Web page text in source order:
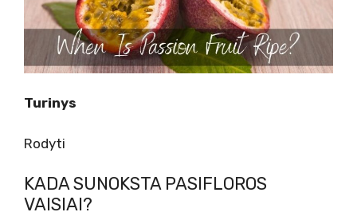
Turinys
Rodyti
KADA SUNOKSTA PASIFLOROS
VAISIAI?